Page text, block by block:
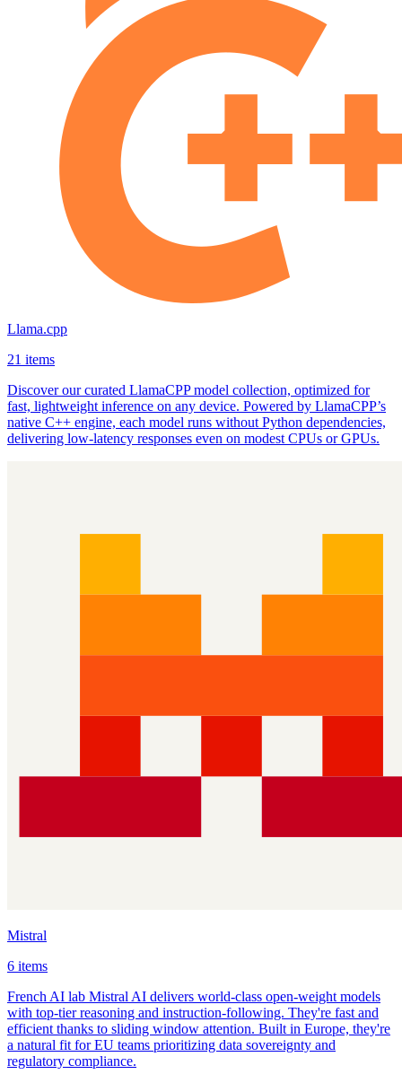
Llama.cpp
21 items
Discover our curated LlamaCPP model collection, optimized for
fast, lightweight inference on any device. Powered by LlamaCPP’s
native C++ engine, each model runs without Python dependencies,
delivering low‑latency responses even on modest CPUs or GPUs.
Mistral
6 items
French AI lab Mistral AI delivers world-class open-weight models
with top-tier reasoning and instruction-following. They're fast and
efficient thanks to sliding window attention. Built in Europe, they're
a natural fit for EU teams prioritizing data sovereignty and
regulatory compliance.